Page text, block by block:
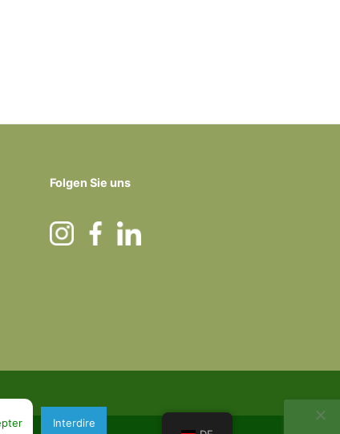
Folgen Sie uns
Interdire